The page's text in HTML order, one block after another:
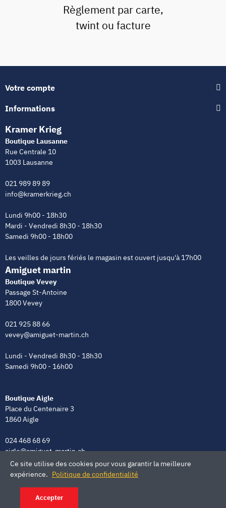
Règlement par carte,
twint ou facture
Votre compte
Informations
Kramer Krieg
Boutique Lausanne
Rue Centrale 10
1003 Lausanne
021 989 89 89
info@kramerkrieg.ch
Lundi 9h00 - 18h30
Mardi - Vendredi 8h30 - 18h30
Samedi 9h00 - 18h00
Les veilles de jours fériés le magasin est ouvert jusqu'à 17h00
Amiguet martin
Boutique Vevey
Passage St-Antoine
1800 Vevey
021 925 88 66
vevey@amiguet-martin.ch
Lundi - Vendredi 8h30 - 18h30
Samedi 9h00 - 16h00
Boutique Aigle
Place du Centenaire 3
1860 Aigle
024 468 68 69
aigle@amiguet-martin.ch
Lundi - Vendredi 8h00 - 12h00 | 13h30 - 18h30
Ce site utilise des cookies pour vous garantir la meilleure
expérience. Politique de confidentialité
Accepter